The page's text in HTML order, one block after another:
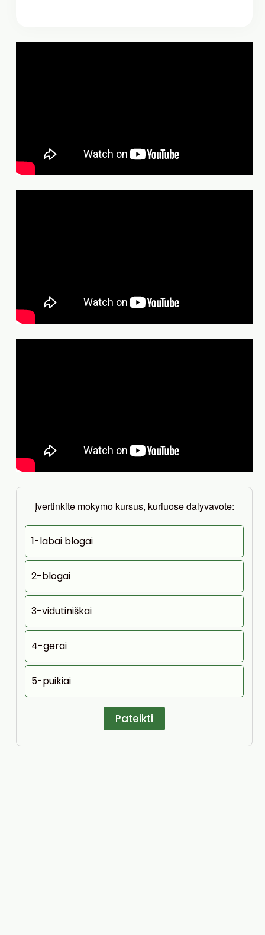
Įvertinkite mokymo kursus, kuriuose dalyvavote:
1-labai blogai
2-blogai
3-vidutiniškai
4-gerai
5-puikiai